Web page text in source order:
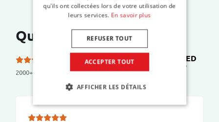
Que disent nos clients ?
2000+ reviews
5.0 etoiles sur 5 sur TRUSTED
SHOPS
qu'ils ont collectées lors de votre utilisation de
leurs services. En savoir plus
ACCEPTER TOUT
REFUSER TOUT
AFFICHER LES DÉTAILS